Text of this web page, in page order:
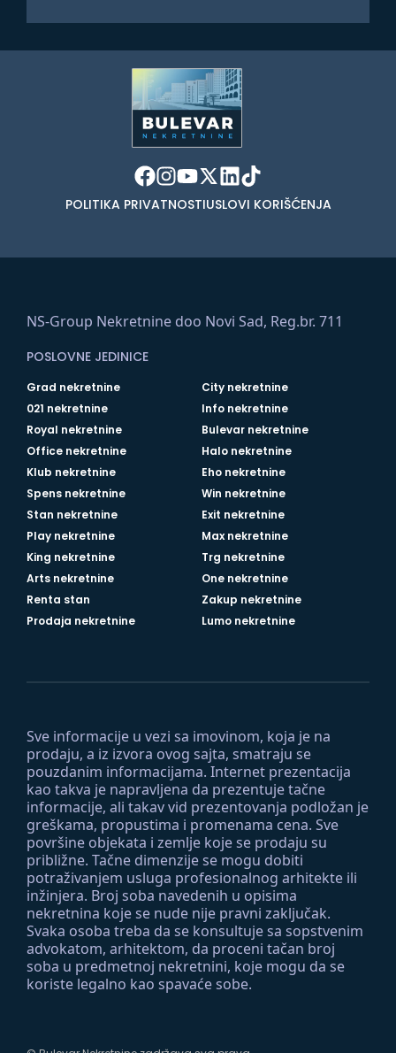
POLITIKA PRIVATNOSTIUSLOVI KORIŠĆENJA
Sve informacije u vezi sa imovinom, koja je na
prodaju, a iz izvora ovog sajta, smatraju se
pouzdanim informacijama. Internet prezentacija
kao takva je napravljena da prezentuje tačne
informacije, ali takav vid prezentovanja podložan je
greškama, propustima i promenama cena. Sve
površine objekata i zemlje koje se prodaju su
približne. Tačne dimenzije se mogu dobiti
potraživanjem usluga profesionalnog arhitekte ili
inžinjera. Broj soba navedenih u opisima
nekretnina koje se nude nije pravni zaključak.
Svaka osoba treba da se konsultuje sa sopstvenim
advokatom, arhitektom, da proceni tačan broj
soba u predmetnoj nekretnini, koje mogu da se
koriste legalno kao spavaće sobe.
NS-Group Nekretnine doo Novi Sad, Reg.br. 711
POSLOVNE JEDINICE
Grad nekretnine
City nekretnine
021 nekretnine
Info nekretnine
Royal nekretnine
Bulevar nekretnine
Office nekretnine
Halo nekretnine
Klub nekretnine
Eho nekretnine
Spens nekretnine
Win nekretnine
Stan nekretnine
Exit nekretnine
Play nekretnine
Max nekretnine
King nekretnine
Trg nekretnine
Arts nekretnine
One nekretnine
Renta stan
Zakup nekretnine
Prodaja nekretnine
Lumo nekretnine